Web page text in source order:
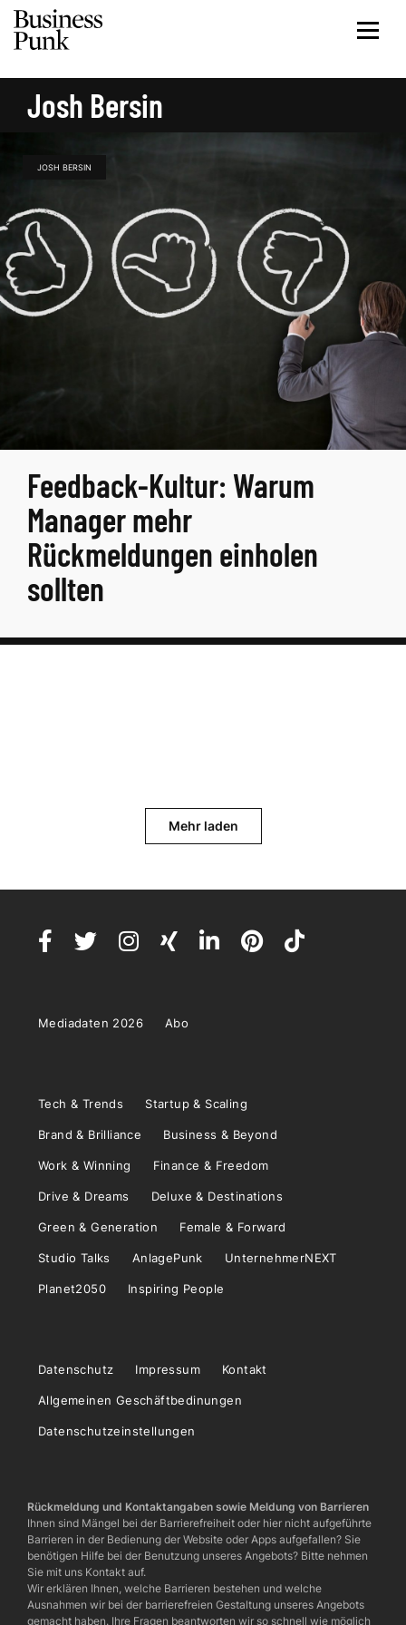
Josh Bersin
JOSH BERSIN
Feedback-Kultur: Warum
Manager mehr
Rückmeldungen einholen
sollten
Mehr laden
Mediadaten 2026 Abo
Tech & Trends Startup & Scaling
Brand & Brilliance Business & Beyond
Work & Winning Finance & Freedom
Drive & Dreams Deluxe & Destinations
Green & Generation Female & Forward
Studio Talks AnlagePunk UnternehmerNEXT
Planet2050 Inspiring People
Datenschutz Impressum Kontakt
Allgemeinen Geschäftbedinungen
Datenschutzeinstellungen
Rückmeldung und Kontaktangaben sowie Meldung von Barrieren
Ihnen sind Mängel bei der Barrierefreiheit oder hier nicht aufgeführte
Barrieren in der Bedienung der Website oder Apps aufgefallen? Sie
benötigen Hilfe bei der Benutzung unseres Angebots? Bitte nehmen
Sie mit uns Kontakt auf.
Wir erklären Ihnen, welche Barrieren bestehen und welche
Ausnahmen wir bei der barrierefreien Gestaltung unseres Angebots
gemacht haben. Ihre Fragen beantworten wir so schnell wie möglich